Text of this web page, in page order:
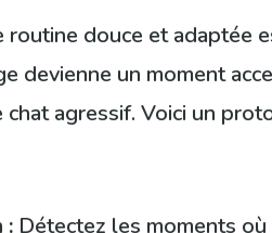
routine douce et adaptée
devienne un moment
agressif. Voici un
: Détectez les moments